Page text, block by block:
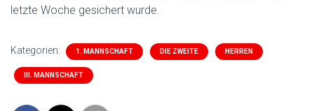
letzte Woche gesichert wurde.
Kategorien: 1. MANNSCHAFT DIE ZWEITE HERREN
III. MANNSCHAFT